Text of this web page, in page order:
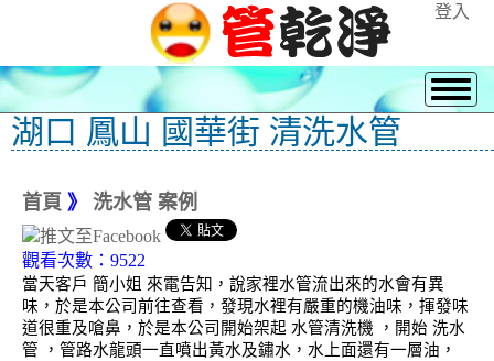
登入
湖口 鳳山 國華街 清洗水管
首頁 》 洗水管 案例
觀看次數：9522
當天客戶 簡小姐 來電告知，說家裡水管流出來的水會有異
味，於是本公司前往查看，發現水裡有嚴重的機油味，揮發味
道很重及嗆鼻，於是本公司開始架起 水管清洗機 ，開始 洗水
管 ，管路水龍頭一直噴出黃水及鏽水，水上面還有一層油，